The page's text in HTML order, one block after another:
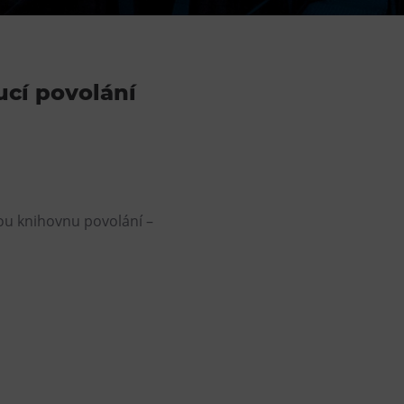
povolání
knihovnu povolání –